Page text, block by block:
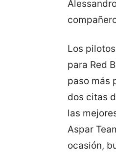
Los
para Red
paso más
dos citas
las
Aspar
ocasión,